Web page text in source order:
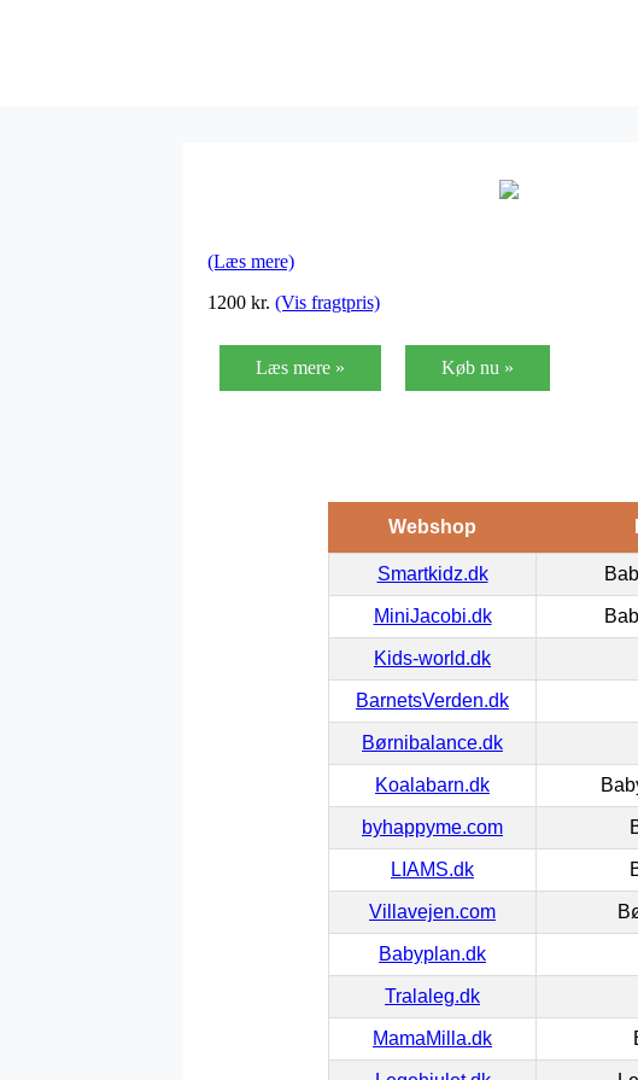
(Læs mere)
1200 kr. (Vis fragtpris)
Læs mere » Køb nu »
Webshop
Smartkidz.dk
MiniJacobi.dk
Kids-world.dk
BarnetsVerden.dk
Børnibalance.dk
Koalabarn.dk
byhappyme.com
LIAMS.dk
Villavejen.com
Babyplan.dk
Tralaleg.dk
MamaMilla.dk